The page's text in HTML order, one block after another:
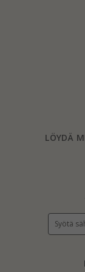
LÖYDÄ